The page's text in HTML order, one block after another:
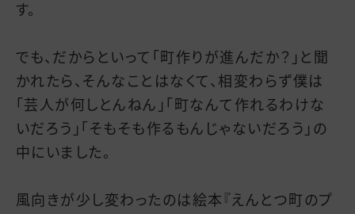
す。
でも、だからといって「町作りが進んだか？」と聞
かれたら、そんなことはなくて、相変わらず僕は
「芸人が何しとんねん」「町なんて作れるわけな
いだろう」「そもそも作るもんじゃないだろう」の
中にいました。
風向きが少し変わったのは絵本『えんとつ町のプ